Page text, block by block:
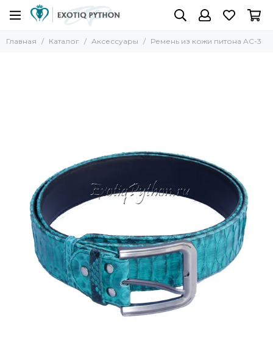
Главная Каталог Аксессуары Ремень из кожи питона AC-3